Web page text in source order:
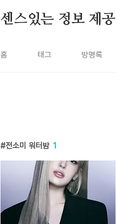
센스있는 정보 제공
홈 태그 방명록
전소미 워터밤 1